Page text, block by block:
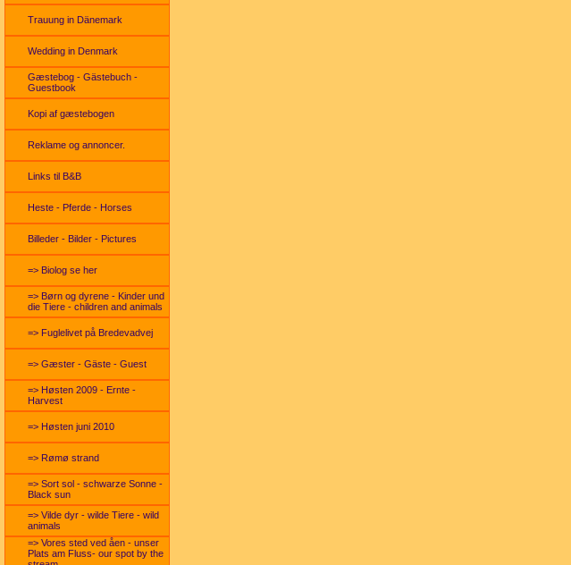
Trauung in Dänemark
Wedding in Denmark
Gæstebog - Gästebuch -
Guestbook
Kopi af gæstebogen
Reklame og annoncer.
Links til B&B
Heste - Pferde - Horses
Billeder - Bilder - Pictures
=> Biolog se her
=> Børn og dyrene - Kinder und
die Tiere - children and animals
=> Fuglelivet på Bredevadvej
=> Gæster - Gäste - Guest
=> Høsten 2009 - Ernte -
Harvest
=> Høsten juni 2010
=> Rømø strand
=> Sort sol - schwarze Sonne -
Black sun
=> Vilde dyr - wilde Tiere - wild
animals
=> Vores sted ved åen - unser
Plats am Fluss- our spot by the